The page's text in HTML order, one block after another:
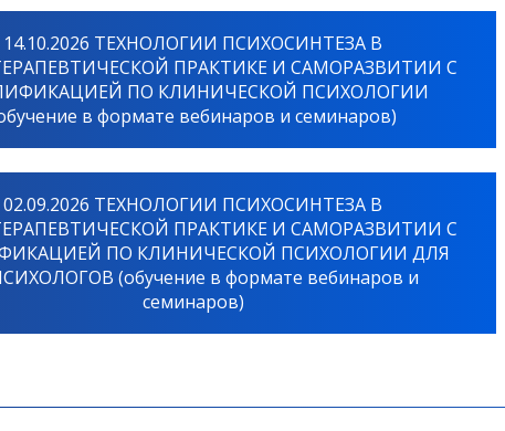
14.10.2026 ТЕХНОЛОГИИ ПСИХОСИНТЕЗА В
ПРАКТИКЕ И САМОРАЗВИТИИ С
ПО КЛИНИЧЕСКОЙ ПСИХОЛОГИИ
в формате вебинаров и семинаров)
02.09.2026 ТЕХНОЛОГИИ ПСИХОСИНТЕЗА В
ПРАКТИКЕ И САМОРАЗВИТИИ С
ПО КЛИНИЧЕСКОЙ ПСИХОЛОГИИ ДЛЯ
(обучение в формате вебинаров и
семинаров)